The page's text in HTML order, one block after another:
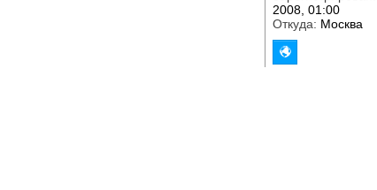
2008, 01:00
Откуда: Москва